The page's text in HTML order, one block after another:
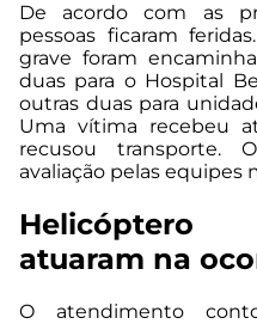
De acordo com as
pessoas ficaram
grave foram
duas para o Hospital
outras duas para
Uma vítima recebeu
recusou transporte.
avaliação pelas equipes
atuaram na
O atendimento